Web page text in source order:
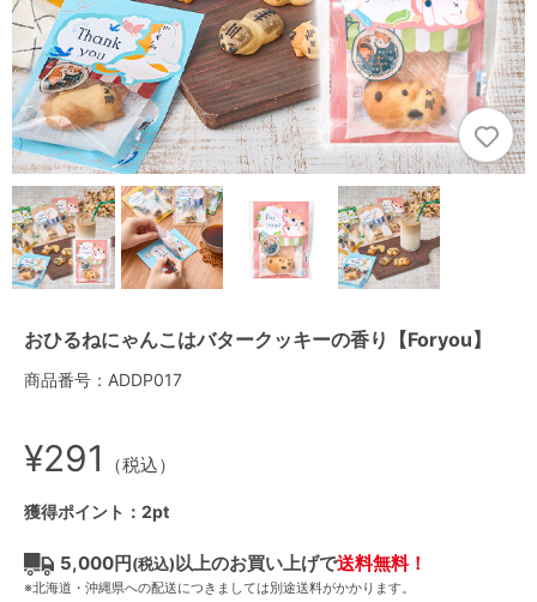
おひるねにゃんこはバタークッキーの香り【Foryou】
商品番号：ADDP017
¥291 （税込）
獲得ポイント：2pt
5,000円(税込)以上のお買い上げで送料無料！
※北海道・沖縄県への配送につきましては別途送料がかかります。